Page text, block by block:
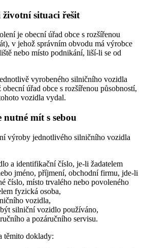
situaci řešit
je obecní úřad obce s rozšířenou
v jehož správním obvodu má výrobce
nebo místo podnikání, liší-li se od
vyrobeného silničního vozidla
úřad obce s rozšířenou působností,
vozidla vydal.
mít s sebou
výroby jednotlivého silničního vozidla
a identifikační číslo, je-li žadatelem
jméno, příjmení, obchodní firmu, jde-li
číslo, místo trvalého nebo povoleného
fyzická osoba,
vozidla,
silniční vozidlo používáno,
a pozáručního servisu.
těmito doklady: